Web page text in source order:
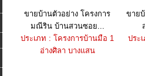
ขายบ้านตัวอย่าง โครงการ
มณีริน บ้านสวนซอย...
ประเภท : โครงการบ้านมือ 1
อ่างศิลา บางแสน
ขาย
ประ